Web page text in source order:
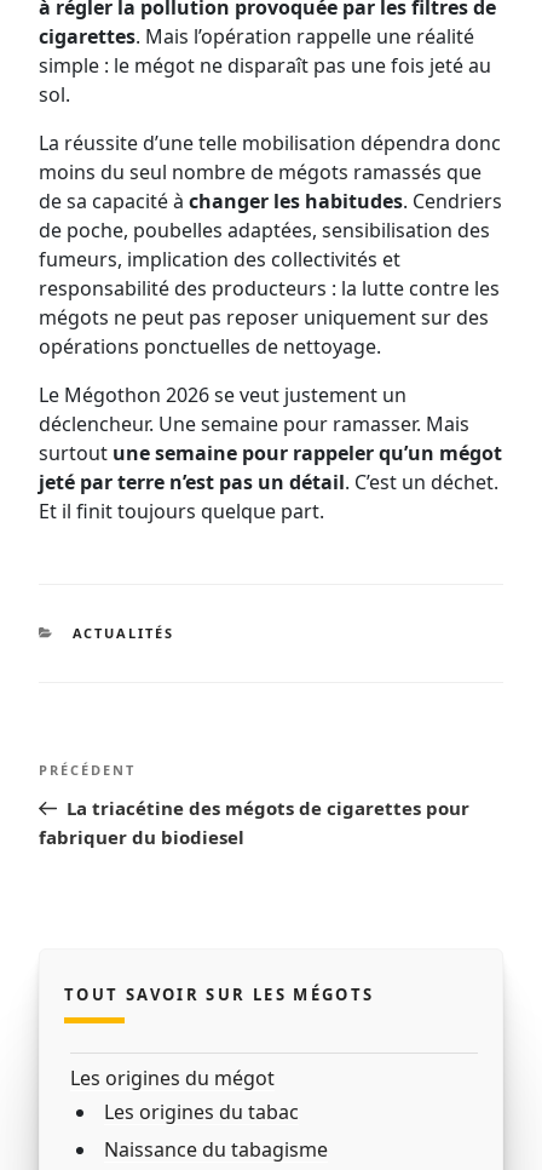
à régler la pollution provoquée par les filtres de
cigarettes. Mais l’opération rappelle une réalité
simple : le mégot ne disparaît pas une fois jeté au
sol.
La réussite d’une telle mobilisation dépendra donc
moins du seul nombre de mégots ramassés que
de sa capacité à changer les habitudes. Cendriers
de poche, poubelles adaptées, sensibilisation des
fumeurs, implication des collectivités et
responsabilité des producteurs : la lutte contre les
mégots ne peut pas reposer uniquement sur des
opérations ponctuelles de nettoyage.
Le Mégothon 2026 se veut justement un
déclencheur. Une semaine pour ramasser. Mais
surtout une semaine pour rappeler qu’un mégot
jeté par terre n’est pas un détail. C’est un déchet.
Et il finit toujours quelque part.
CATÉGORIES
ACTUALITÉS
Navigation
de
l’article
Article
précédent
PRÉCÉDENT
La triacétine des mégots de cigarettes pour
fabriquer du biodiesel
TOUT SAVOIR SUR LES MÉGOTS
Les origines du mégot
Les origines du tabac
Naissance du tabagisme